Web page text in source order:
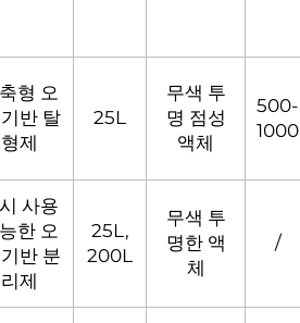
형 오
반 탈
형제
25L
무색 투
명 점성
액체
500-
1000
사용
한 오
반 분
리제
25L,
200L
무색 투
명한 액
체
/